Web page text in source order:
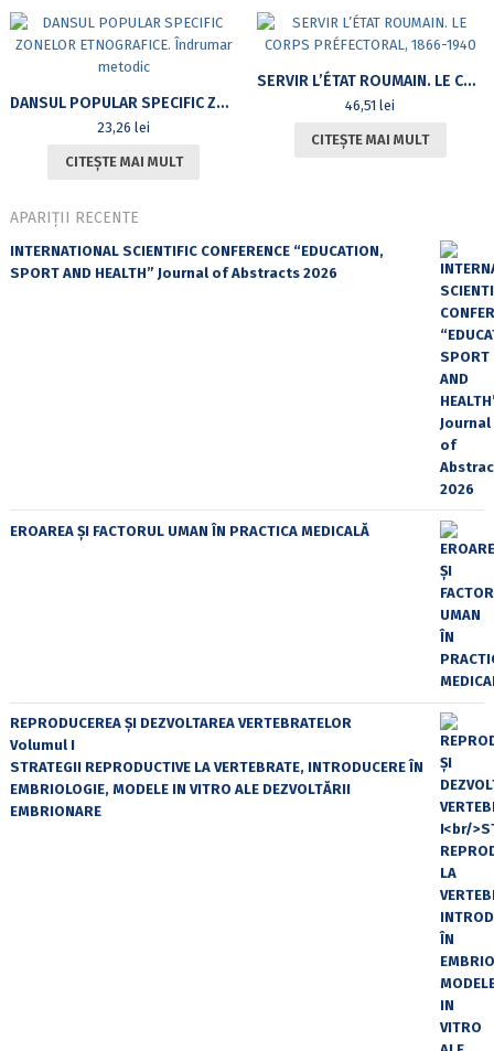
DANSUL POPULAR SPECIFIC ZONELOR ETNOGRAFICE. ÎNDRUMAR METODIC
23,26lei
CITEȘTE MAI MULT
SERVIR L’ÉTAT ROUMAIN. LE CORPS PRÉFECTORAL, 1866-1940
46,51lei
CITEȘTE MAI MULT
APARIȚII RECENTE
INTERNATIONAL SCIENTIFIC CONFERENCE “EDUCATION,
SPORT AND HEALTH” Journal of Abstracts 2026
EROAREA ȘI FACTORUL UMAN ÎN PRACTICA MEDICALĂ
REPRODUCEREA ȘI DEZVOLTAREA VERTEBRATELOR
Volumul I
STRATEGII REPRODUCTIVE LA VERTEBRATE, INTRODUCERE ÎN
EMBRIOLOGIE, MODELE IN VITRO ALE DEZVOLTĂRII
EMBRIONARE